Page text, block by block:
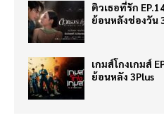
ติวเธอที่รัก
ย้อนหลังช่องวัน
เกมส์โกงเกมส์
ย้อนหลัง 3Plus